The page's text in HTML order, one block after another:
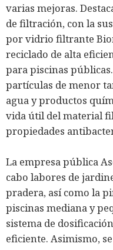
varias mejoras.
de filtración, con la
por vidrio filtrante
reciclado de alta
para piscinas
partículas de menor
agua y productos
vida útil del material
propiedades
La empresa pública
cabo labores de
pradera, así como la
piscinas mediana y
sistema de
eficiente. Asimismo,